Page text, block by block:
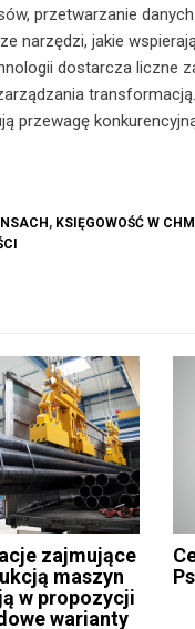
przetwarzanie
narzędzi, jakie
dostarcza liczne
przewagę
, KSIĘGOWOŚĆ W
zajmujące
maszyn
w propozycji
warianty